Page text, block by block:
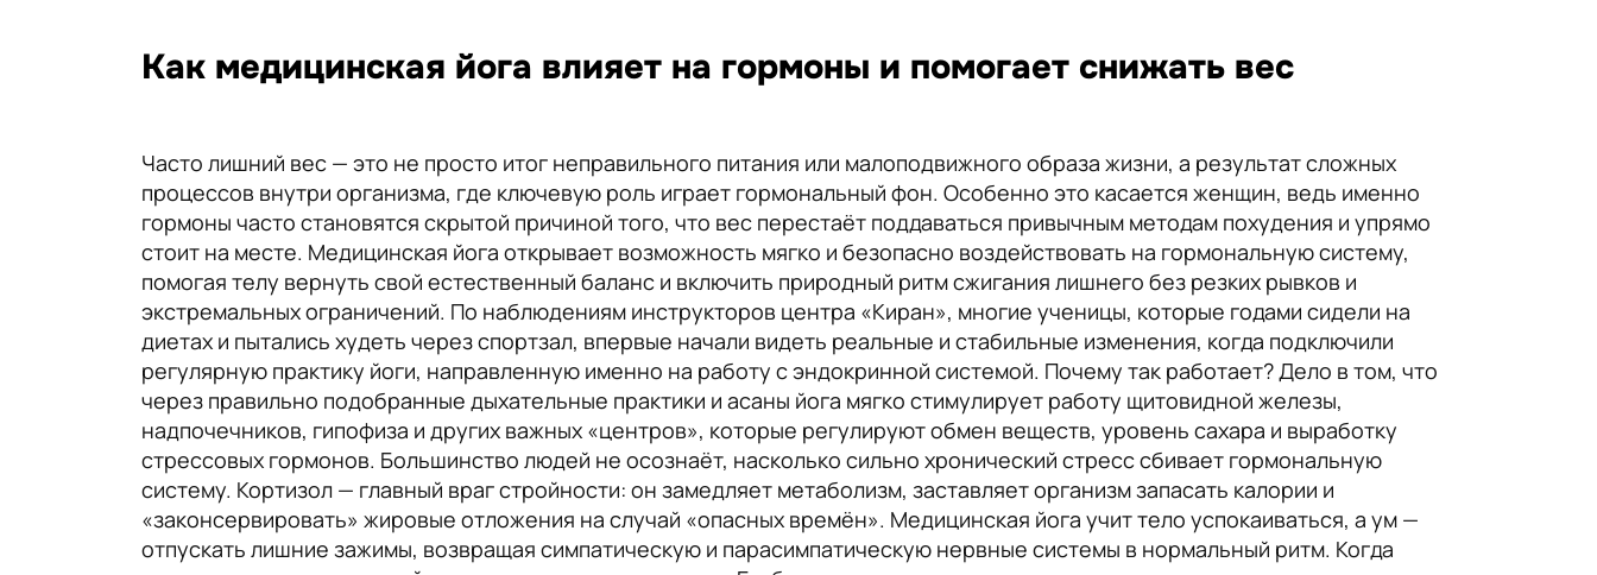
Как медицинская йога влияет на гормоны и помогает снижать вес
Часто лишний вес — это не просто итог неправильного питания или малоподвижного образа жизни, а результат сложных
процессов внутри организма, где ключевую роль играет гормональный фон. Особенно это касается женщин, ведь именно
гормоны часто становятся скрытой причиной того, что вес перестаёт поддаваться привычным методам похудения и упрямо
стоит на месте. Медицинская йога открывает возможность мягко и безопасно воздействовать на гормональную систему,
помогая телу вернуть свой естественный баланс и включить природный ритм сжигания лишнего без резких рывков и
экстремальных ограничений. По наблюдениям инструкторов центра «Киран», многие ученицы, которые годами сидели на
диетах и пытались худеть через спортзал, впервые начали видеть реальные и стабильные изменения, когда подключили
регулярную практику йоги, направленную именно на работу с эндокринной системой. Почему так работает? Дело в том, что
через правильно подобранные дыхательные практики и асаны йога мягко стимулирует работу щитовидной железы,
надпочечников, гипофиза и других важных «центров», которые регулируют обмен веществ, уровень сахара и выработку
стрессовых гормонов. Большинство людей не осознаёт, насколько сильно хронический стресс сбивает гормональную
систему. Кортизол — главный враг стройности: он замедляет метаболизм, заставляет организм запасать калории и
«законсервировать» жировые отложения на случай «опасных времён». Медицинская йога учит тело успокаиваться, а ум —
отпускать лишние зажимы, возвращая симпатическую и парасимпатическую нервные системы в нормальный ритм. Когда